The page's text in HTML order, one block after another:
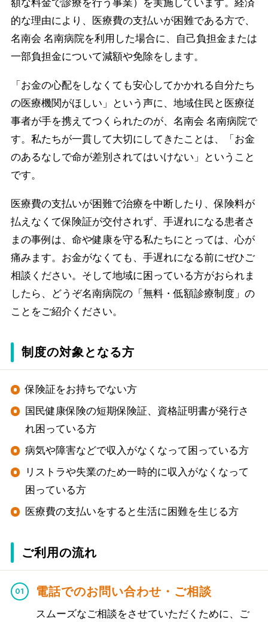
額な料金で診療を行う事業）を実施しています。経済
的な理由により、医療費の支払いが困難である方で、
名南会 名南病院を利用した場合に、自己負担金または
一部負担金について減額や免除をします。
「お金の心配をしなくても安心してかかれる自分たち
の医療機関がほしい」という声に、地域住民と医療従
事者が手を携えてつくられたのが、名南会 名南病院で
す。私たちが一貫して大切にしてきたことは、「お金
のあるなしで命が差別されてはいけない」ということ
です。
医療費の支払いが困難で治療を中断したり、保険料が
払えなくて保険証が交付されず、手遅れになる患者さ
まの事例は、命や健康を守る私たちにとっては、心が
痛みます。お金がなくても、手遅れになる前にぜひご
相談ください。そして地域に困っている方がおられま
したら、どうぞ名南病院の「無料・低額診療制度」の
ことをご紹介ください。
制度の対象となる方
保険証をお持ちでない方
国民健康保険の短期保険証、資格証明書が発行さ
れ困っている方
病気や障害などで収入がなくなって困っている方
リストラや失業のため一時的に収入がなくなって
困っている方
医療費の支払いをすると生活に困難を生じる方
ご利用の流れ
電話でのお問い合わせ・ご相談
スムーズなご相談をさせていただくために、ご